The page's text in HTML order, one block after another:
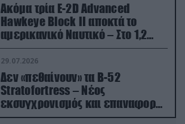
Ακόμα τρία E-2D Advanced
Hawkeye Block II αποκτά το
αμερικανικό Ναυτικό – Στο 1,2
δισ.δολάρια το κόστος
29.07.2026
Δεν «πεθαίνουν» τα Β-52
Stratofortress – Νέος
εκσυγχρονισμός και επαναφορά
από τα «νεκροταφεία»